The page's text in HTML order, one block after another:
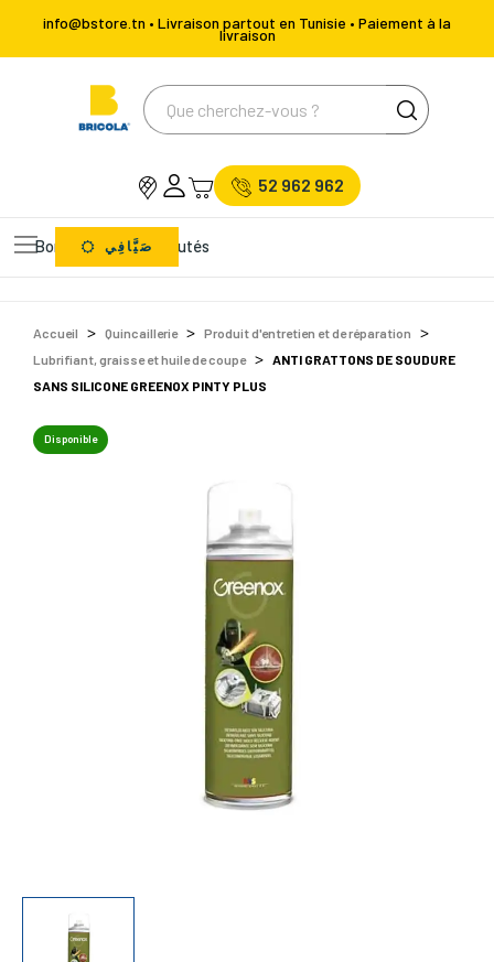
info@bstore.tn • Livraison partout en Tunisie • Paiement à la
livraison
52 962 962
Bons Plans Nouveautés
صَيَّافِي
Accueil Quincaillerie
Produit d'entretien et de réparation
Lubrifiant, graisse et huile de coupe
ANTI GRATTONS DE SOUDURE
SANS SILICONE GREENOX PINTY PLUS
Disponible